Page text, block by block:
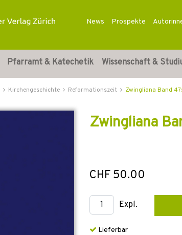
News Prospekte
Pfarramt & Katechetik Wissenschaft &
Kirchengeschichte Reformationszeit Zwingliana Band
Zwingliana
CHF 50.00
Expl.
Lieferbar